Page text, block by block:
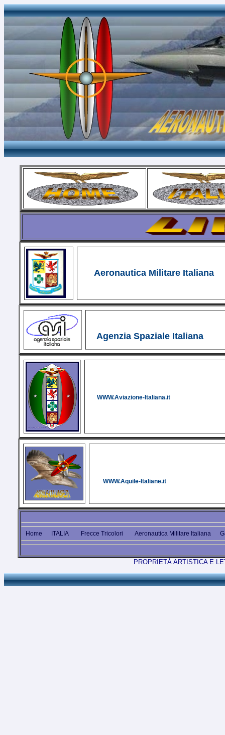
Aeronautica Militare Italiana
Agenzia Spaziale Italiana
WWW.Aviazione-Italiana.it
WWW.Aquile-Italiane.it
Home ITALIA Frecce Tricolori Aeronautica Militare Italiana
PROPRIETÀ ARTISTICA E